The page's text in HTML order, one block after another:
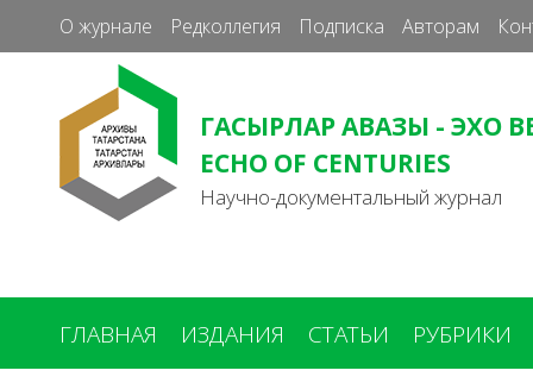
О журнале Редколлегия Подписка Авторам
ГАСЫРЛАР АВАЗЫ - ЭХО
ECHO OF CENTURIES
Научно-документальный журнал
ГЛАВНАЯ ИЗДАНИЯ СТАТЬИ РУБРИКИ